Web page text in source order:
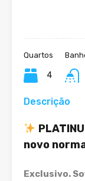
Quartos
4
Descrição
novo
Exclusivo.